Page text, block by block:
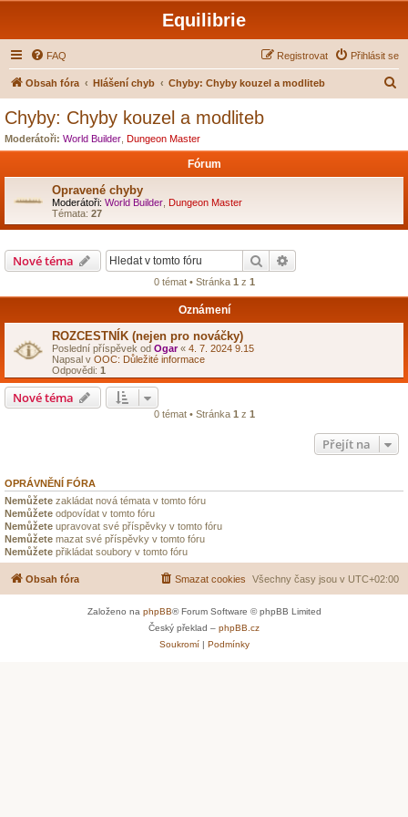
Equilibrie
FAQ Přihlásit se
Registrovat
Obsah fóra Hlášení chyb Chyby: Chyby kouzel a modliteb
Chyby: Chyby kouzel a modliteb
Moderátoři: World Builder Dungeon Master
Fórum
Opravené chyby
Moderátoři: World Builder Dungeon Master
Témata: 27
Nové téma Hledat
0 témat • Stránka 1 z 1
Oznámení
ROZCESTNÍK (nejen pro nováčky)
Poslední příspěvek od Ogar« 4. 7. 2024 9.15
Napsal v OOC: Důležité informace
Odpovědi: 1
Nové téma
0 témat • Stránka 1 z 1
Přejít na
OPRÁVNĚNÍ FÓRA
Nemůžete zakládat nová témata v tomto fóru
Nemůžete odpovídat v tomto fóru
Nemůžete upravovat své příspěvky v tomto fóru
Nemůžete mazat své příspěvky v tomto fóru
Nemůžete přikládat soubory v tomto fóru
Obsah fóra Všechny časy jsou v UTC+02:00
Smazat cookies
Založeno na phpBB® Forum Software © phpBB Limited
Český překlad – phpBB.cz
Soukromí| Podmínky